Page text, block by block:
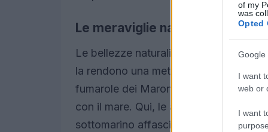
of my
was
Opted
Google
I want
web or
I want
Le meraviglie naturali di Ischia
Le bellezze naturali di Ischia, dalle
la rendono una meta ideale per chi
fumarole dei Maronti, un vero
con il mare. Qui, le acque cristalline ti
sottomarino affascinante. E che dire